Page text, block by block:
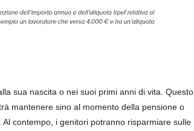
sua nascita o nei suoi primi anni di vita. Questo
mantenere sino al momento della pensione o
contempo, i genitori potranno risparmiare sulle